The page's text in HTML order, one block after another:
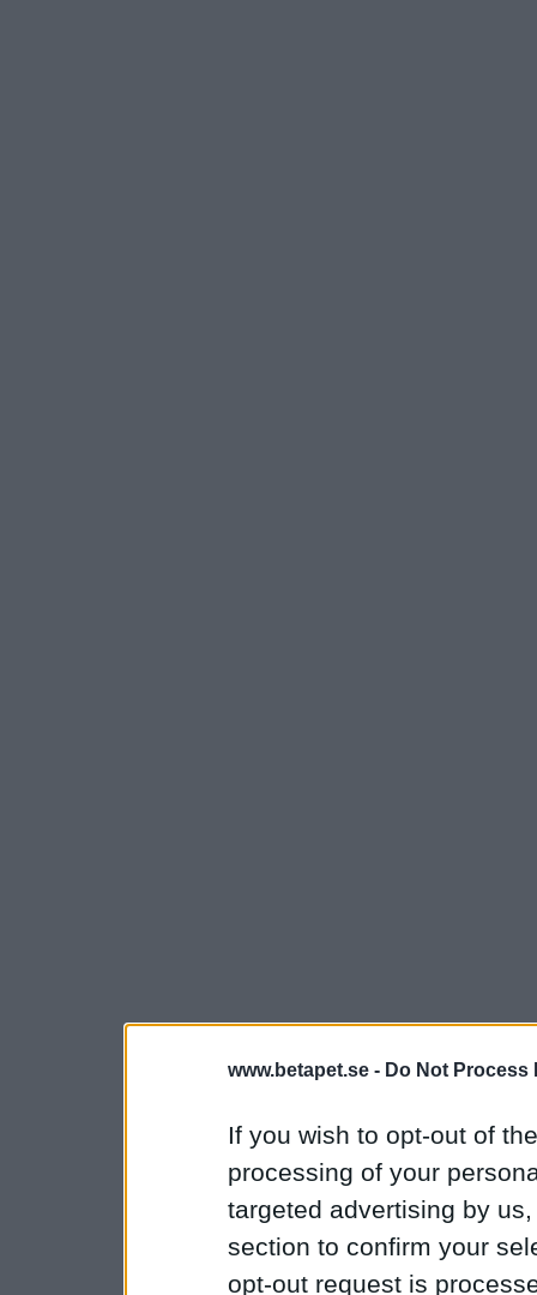
www.betapet.se - Do Not Process
If you wish to opt-out of
processing of your
targeted advertising by
section to confirm your
opt-out request is